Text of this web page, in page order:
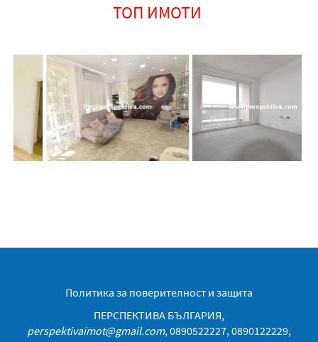
ТОП ИМОТИ
Политика за поверителност и защита
ПЕРСПЕКТИВА БЪЛГАРИЯ,
perspektivaimot@gmail.com,0890522227, 0890122229,